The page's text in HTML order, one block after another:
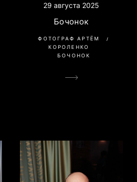
29 августа 2025
Бочонок
ФОТОГРАФ АРТЁМ
КОРОЛЕНКО
БОЧОНОК